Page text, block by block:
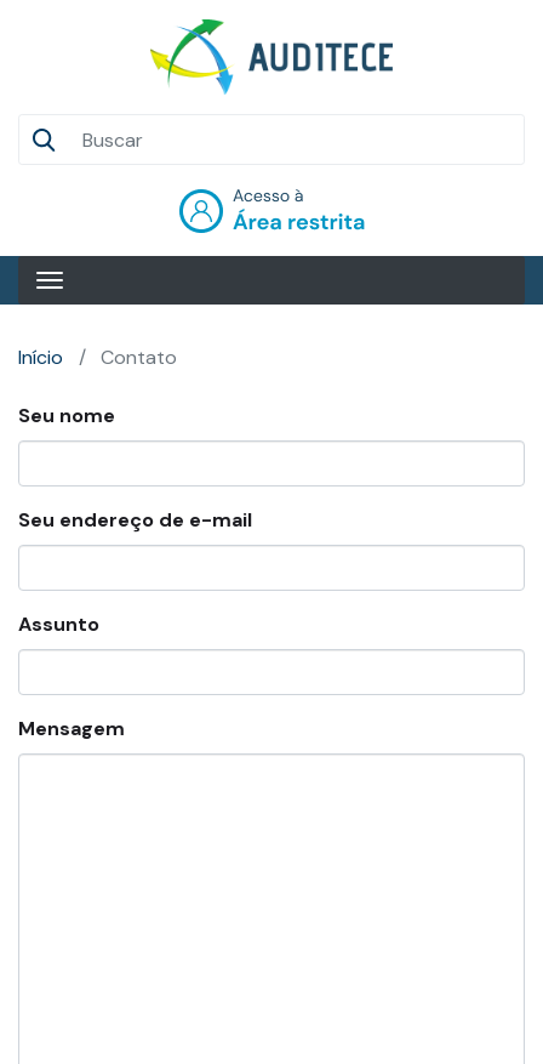
principal
Início Contato
Seu nome
Seu endereço de e-mail
Assunto
Mensagem